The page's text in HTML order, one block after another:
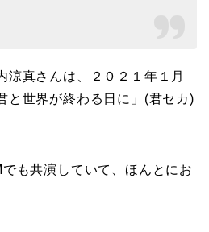
涼真さんは、２０２１年１月
と世界が終わる日に」(君セカ)
も共演していて、ほんとにお